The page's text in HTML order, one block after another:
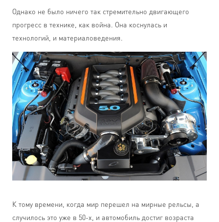
Однако не было ничего так стремительно двигающего
прогресс в технике, как война. Она коснулась и
технологий, и материаловедения.
К тому времени, когда мир перешел на мирные рельсы, а
случилось это уже в 50-х, и автомобиль достиг возраста